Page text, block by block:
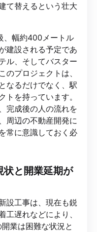
て替えるという壮大
、幅約400メートル
建設される予定であ
ル、そしてバスター
のプロジェクトは、
なるだけでなく、駅
トを持っています。
完成後の人の流れを
周辺の不動産開発に
常に意識しておく必
状と開業延期が
設工事は、現在も鋭
工遅れなどにより、
業は困難な状況と